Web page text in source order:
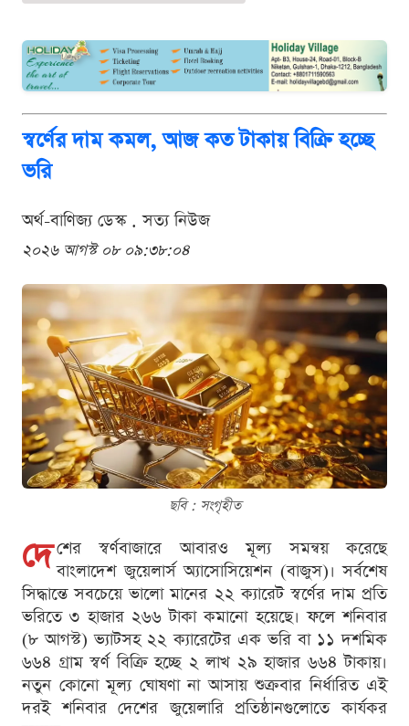
স্বর্ণের দাম কমল, আজ কত টাকায় বিক্রি হচ্ছে
ভরি
অর্থ-বাণিজ্য ডেস্ক . সত্য নিউজ
২০২৬ আগস্ট ০৮ ০৯:৩৮:০৪
ছবি : সংগৃহীত
দে শের স্বর্ণবাজারে আবারও মূল্য সমন্বয় করেছে
বাংলাদেশ জুয়েলার্স অ্যাসোসিয়েশন (বাজুস)। সর্বশেষ
সিদ্ধান্তে সবচেয়ে ভালো মানের ২২ ক্যারেট স্বর্ণের দাম প্রতি
ভরিতে ৩ হাজার ২৬৬ টাকা কমানো হয়েছে। ফলে শনিবার
(৮ আগস্ট) ভ্যাটসহ ২২ ক্যারেটের এক ভরি বা ১১ দশমিক
৬৬৪ গ্রাম স্বর্ণ বিক্রি হচ্ছে ২ লাখ ২৯ হাজার ৬৬৪ টাকায়।
নতুন কোনো মূল্য ঘোষণা না আসায় শুক্রবার নির্ধারিত এই
দরই শনিবার দেশের জুয়েলারি প্রতিষ্ঠানগুলোতে কার্যকর